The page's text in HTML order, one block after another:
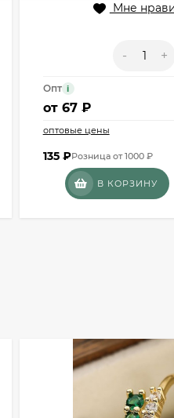
Мне
- +
Опт i
от 67 ₽
оптовые цены
135 ₽Розница от 1000 ₽
В КОРЗИНУ